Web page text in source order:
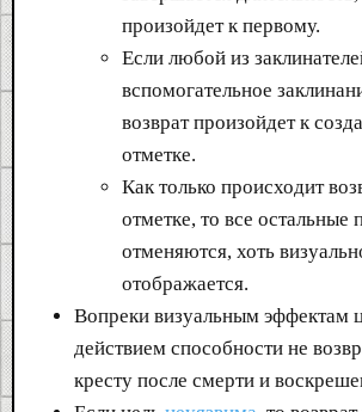
произойдет к первому.
Если любой из
вспомогательное
возврат произойдет к
отметке.
Как только происходит
отметке, то все остальные
отменяются, хоть
отображается.
Вопреки визуальным эффектам
действием способности не
кресту после смерти и